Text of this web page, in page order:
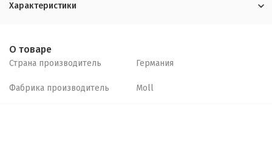
Характеристики
О товаре
Страна производитель Германия
Фабрика производитель Moll